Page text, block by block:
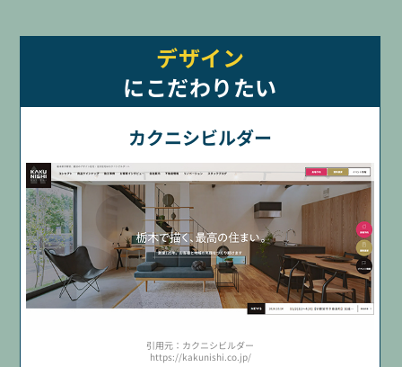
デザイン
にこだわりたい
カクニシビルダー
引用元：カクニシビルダー
https://kakunishi.co.jp/